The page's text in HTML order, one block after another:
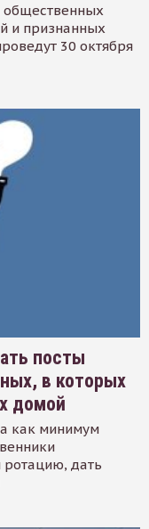
общественных
и признанных
30 октября
посты
в которых
домой
как минимум
ротацию, дать